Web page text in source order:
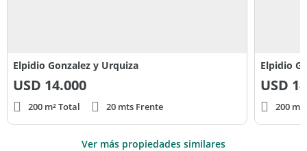
Elpidio Gonzalez y Urquiza
USD 14.000
200 m² Total 20 mts Frente
Elpidio
USD
200
Ver más propiedades similares